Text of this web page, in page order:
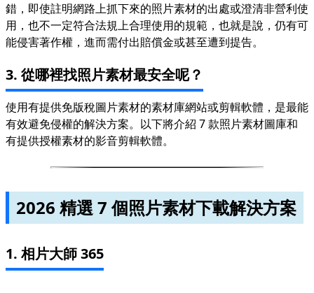
錯，即使註明網路上抓下來的照片素材的出處或澄清非營利使
用，也不一定符合法規上合理使用的規範，也就是說，仍有可
能侵害著作權，進而需付出賠償金或甚至遭到提告。
3. 從哪裡找照片素材最安全呢？
使用有提供免版稅圖片素材的素材庫網站或剪輯軟體，是最能
有效避免侵權的解決方案。以下將介紹 7 款照片素材圖庫和
有提供授權素材的影音剪輯軟體。
2026 精選 7 個照片素材下載解決方案
1. 相片大師 365